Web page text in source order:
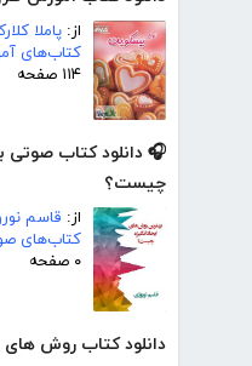
از: پاملا
کتاب‌های
۱۱۴ صفحه
🎧 دانلود کتاب صوتی
چیست؟
از: قاسم
کتاب‌های
۰ صفحه
دانلود کتاب روش